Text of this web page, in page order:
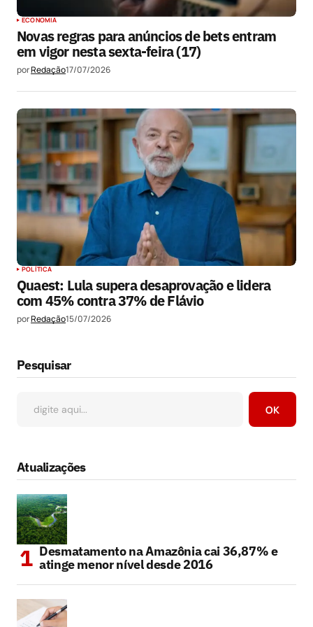
ECONOMIA
Novas regras para anúncios de bets entram
em vigor nesta sexta-feira (17)
porRedação17/07/2026
POLÍTICA
Quaest: Lula supera desaprovação e lidera
com 45% contra 37% de Flávio
porRedação15/07/2026
Pesquisar
OK
Atualizações
Desmatamento na Amazônia cai 36,87% e
atinge menor nível desde 2016